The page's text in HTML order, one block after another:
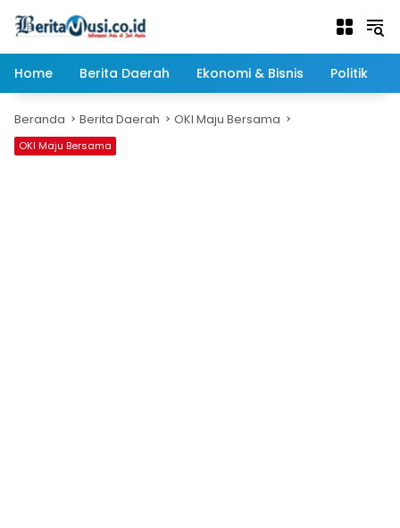
Home
Berita Daerah Ekonomi & Bisnis Politik
Beranda Berita Daerah OKI Maju Bersama
OKI Maju Bersama